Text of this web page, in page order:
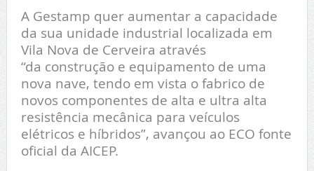
A Gestamp quer aumentar a capacidade
da sua unidade industrial localizada em
Vila Nova de Cerveira através
“da construção e equipamento de uma
nova nave, tendo em vista o fabrico de
novos componentes de alta e ultra alta
resistência mecânica para veículos
elétricos e híbridos”, avançou ao ECO fonte
oficial da AICEP.